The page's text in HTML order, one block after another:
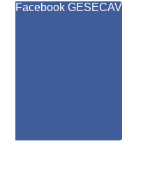
Facebook GESECAV